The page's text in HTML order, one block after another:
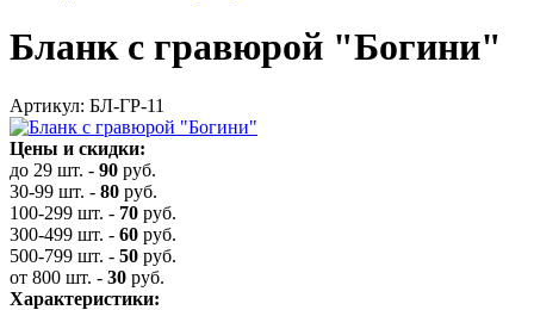
Бланк с гравюрой "Богини"
Артикул: БЛ-ГР-11
Цены и скидки:
до 29 шт. - 90 руб.
30-99 шт. - 80 руб.
100-299 шт. - 70 руб.
300-499 шт. - 60 руб.
500-799 шт. - 50 руб.
от 800 шт. - 30 руб.
Характеристики: